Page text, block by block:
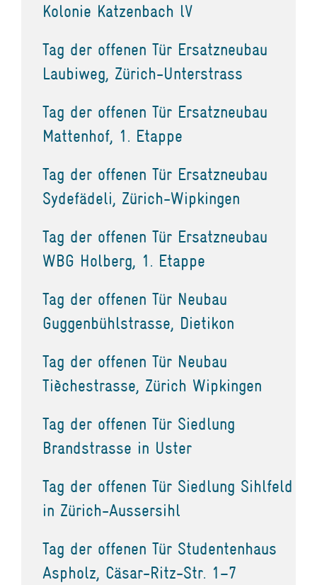
Kolonie Katzenbach lV
Tag der offenen Tür Ersatzneubau
Laubiweg, Zürich-Unterstrass
Tag der offenen Tür Ersatzneubau
Mattenhof, 1. Etappe
Tag der offenen Tür Ersatzneubau
Sydefädeli, Zürich-Wipkingen
Tag der offenen Tür Ersatzneubau
WBG Holberg, 1. Etappe
Tag der offenen Tür Neubau
Guggenbühlstrasse, Dietikon
Tag der offenen Tür Neubau
Tièchestrasse, Zürich Wipkingen
Tag der offenen Tür Siedlung
Brandstrasse in Uster
Tag der offenen Tür Siedlung Sihlfeld
in Zürich-Aussersihl
Tag der offenen Tür Studentenhaus
Aspholz, Cäsar-Ritz-Str. 1–7